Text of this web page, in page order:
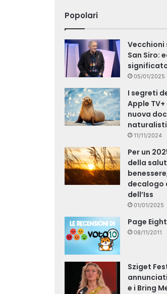
Popolari
Vecchioni
San Siro:
05/01/2025
I segreti
Apple
nuova
11/11/2024
Per un
della
decalogo
dell’Iss
01/01/2025
Page
08/11/2011
Sziget
e i Bring